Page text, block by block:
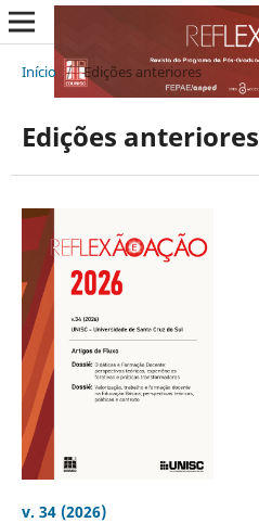
Início / Edições anteriores
Edições anteriores
v. 34 (2026)